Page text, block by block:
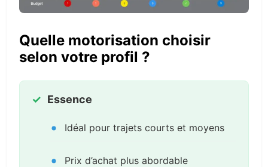
Quelle motorisation choisir
selon votre profil ?
Essence
Idéal pour trajets courts et moyens
Prix d’achat plus abordable